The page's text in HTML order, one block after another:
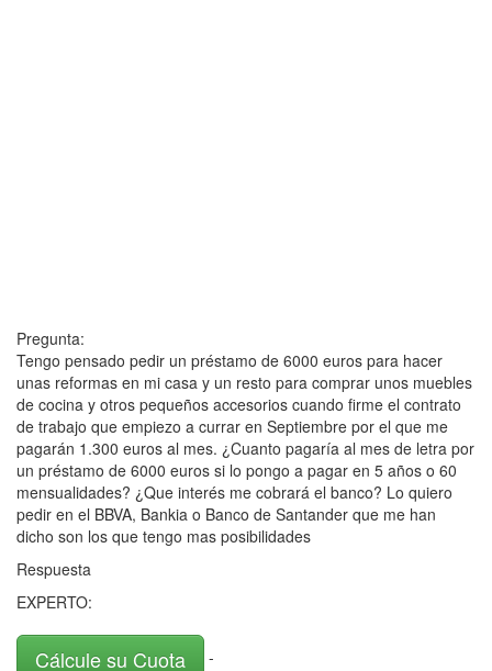
Pregunta:
Tengo pensado pedir un préstamo de 6000 euros para hacer
unas reformas en mi casa y un resto para comprar unos muebles
de cocina y otros pequeños accesorios cuando firme el contrato
de trabajo que empiezo a currar en Septiembre por el que me
pagarán 1.300 euros al mes. ¿Cuanto pagaría al mes de letra por
un préstamo de 6000 euros si lo pongo a pagar en 5 años o 60
mensualidades? ¿Que interés me cobrará el banco? Lo quiero
pedir en el BBVA, Bankia o Banco de Santander que me han
dicho son los que tengo mas posibilidades
Respuesta
EXPERTO:
Cálcule su Cuota -